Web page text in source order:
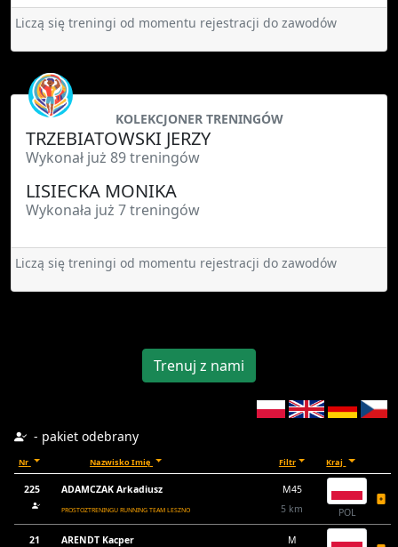
Liczą się treningi od momentu rejestracji do zawodów
KOLEKCJONER TRENINGÓW
TRZEBIATOWSKI JERZY
Wykonał już 89 treningów
LISIECKA MONIKA
Wykonała już 7 treningów
Liczą się treningi od momentu rejestracji do zawodów
Trenuj z nami
- pakiet odebrany
Nr Nazwisko Imię Filtr Kraj
225 ADAMCZAK Arkadiusz
PROSTOZTRENINGU RUNNING TEAM LESZNO
M45
5 km
POL
21 ARENDT Kacper
M